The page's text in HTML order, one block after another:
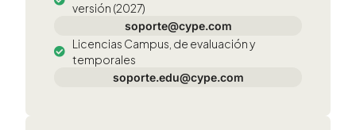
versión (2027)
soporte@cype.com
Licencias Campus, de evaluación y
temporales
soporte.edu@cype.com